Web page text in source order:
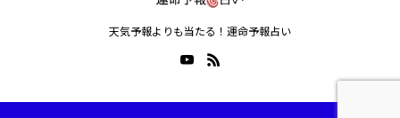
天気予報よりも当たる！運命予報占い